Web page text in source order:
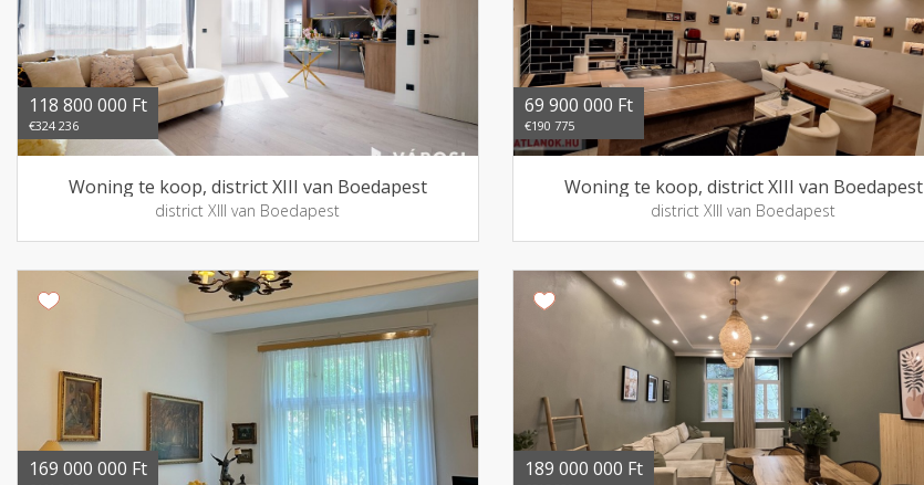
118 800 000 Ft
€324 236
Woning te koop, district XIII van Boedapest
district XIII van Boedapest
69 900 000 Ft
€190 775
Woning te koop, district XIII van Boedapest
district XIII van Boedapest
169 000 000 Ft 189 000 000 Ft